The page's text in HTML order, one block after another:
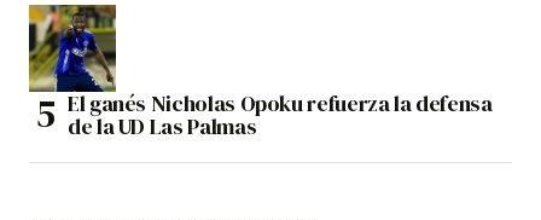
El ganés Nicholas Opoku refuerza la defensa
de la UD Las Palmas